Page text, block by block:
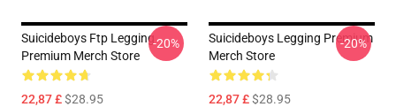
Suicideboys Ftp Legging
Premium Merch Store
22,87 £$28.95
-20%
Suicideboys Legging Premium
Merch Store
22,87 £$28.95
-20%